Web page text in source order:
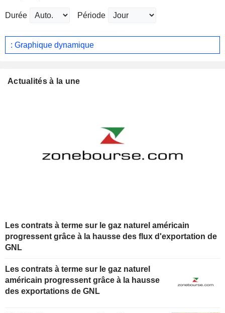
Durée Période
: Graphique dynamique
Actualités à la une
Les contrats à terme sur le gaz naturel américain
progressent grâce à la hausse des flux d'exportation de
GNL
Les contrats à terme sur le gaz naturel
américain progressent grâce à la hausse
des exportations de GNL